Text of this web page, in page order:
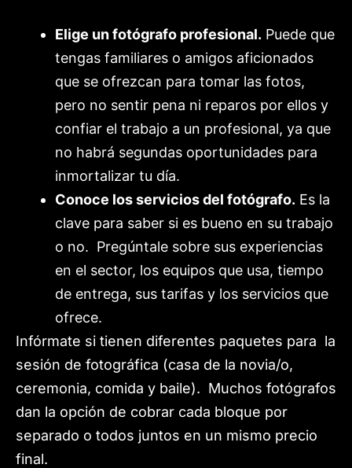
Elige un fotógrafo profesional. Puede que
tengas familiares o amigos aficionados
que se ofrezcan para tomar las fotos,
pero no sentir pena ni reparos por ellos y
confiar el trabajo a un profesional, ya que
no habrá segundas oportunidades para
inmortalizar tu día.
Conoce los servicios del fotógrafo. Es la
clave para saber si es bueno en su trabajo
o no. Pregúntale sobre sus experiencias
en el sector, los equipos que usa, tiempo
de entrega, sus tarifas y los servicios que
ofrece.
Infórmate si tienen diferentes paquetes para la
sesión de fotográfica (casa de la novia/o,
ceremonia, comida y baile). Muchos fotógrafos
dan la opción de cobrar cada bloque por
separado o todos juntos en un mismo precio
final.